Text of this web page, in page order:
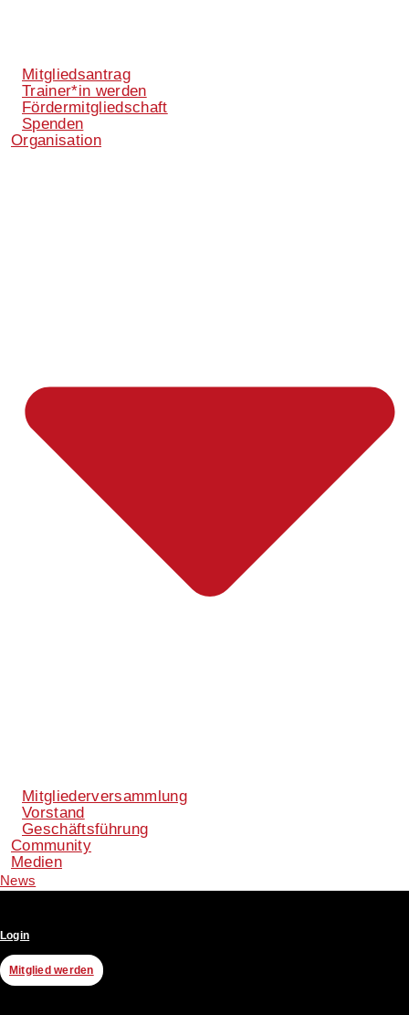
Mitgliedsantrag
Trainer*in werden
Fördermitgliedschaft
Spenden
Organisation
Mitgliederversammlung
Vorstand
Geschäftsführung
Community
Medien
News
Login
Mitglied werden